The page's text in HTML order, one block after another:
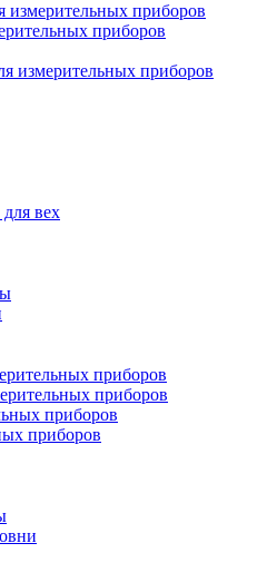
приборов
приборов
измерительных приборов
вех
приборов
приборов
приборов
приборов